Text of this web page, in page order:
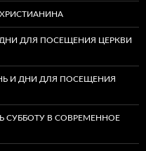
ДЛЯ ПОСЕЩЕНИЯ ЦЕРКВИ
И ДНИ ДЛЯ ПОСЕЩЕНИЯ
СУББОТУ В СОВРЕМЕННОЕ